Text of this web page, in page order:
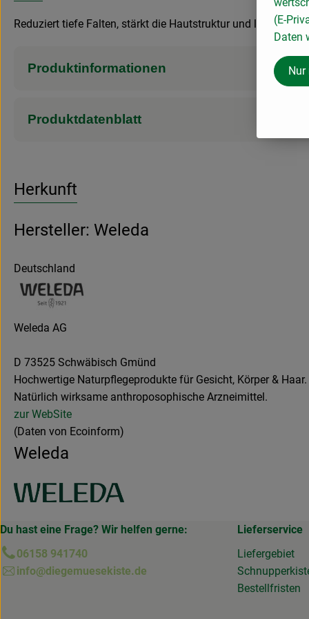
Reduziert tiefe Falten, stärkt die Hautstruktur und lässt
Produktinformationen
Produktdatenblatt
Herkunft
Hersteller: Weleda
Deutschland
Weleda AG
D 73525 Schwäbisch Gmünd
Hochwertige Naturpflegeprodukte für Gesicht, Körper & Haar.
Natürlich wirksame anthroposophische Arzneimittel.
zur WebSite
(Daten von Ecoinform)
Weleda
Du hast eine Frage? Wir helfen gerne:
06158 941740
info@diegemuesekiste.de
Lieferservice
Liefergebiet
Bestellfristen
(E-
Daten
Nur